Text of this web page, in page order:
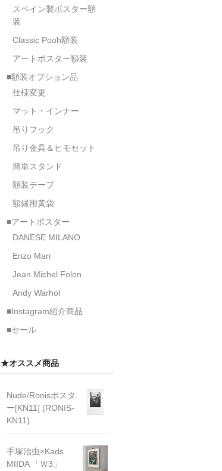
スペイン製ポスター額
装
Classic Pooh額装
アートポスター額装
■額装オプション品
仕様変更
マット・インナー
吊りフック
吊り金具＆ヒモセット
簡単スタンド
額装テープ
額縁用黄袋
■アートポスター
DANESE MILANO
Enzo Mari
Jean Michel Folon
Andy Warhol
■Instagram紹介商品
■セール
★オススメ商品
Nude/Ronisポスタ
ー[KN11] (RONIS-
KN11)
手塚治虫×Kads
MIIDA 「Ｗ3」